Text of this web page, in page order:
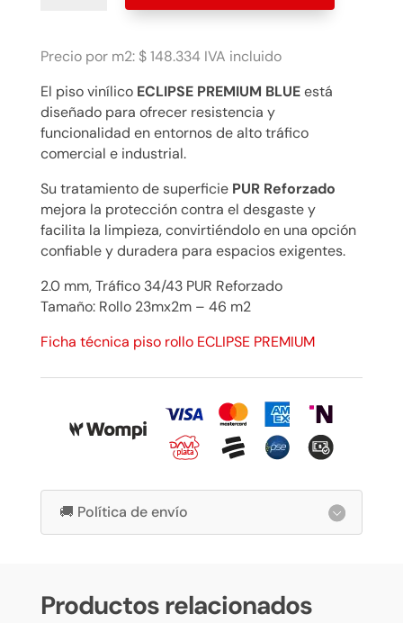
Blue
148.334
cantidad
Precio por m2: $ 148.334 IVA incluido
El piso vinílico ECLIPSE PREMIUM BLUEestá
diseñado para ofrecer resistencia y
funcionalidad en entornos de alto tráfico
comercial e industrial.
Su tratamiento de superficie PUR Reforzado
mejora la protección contra el desgaste y
facilita la limpieza, convirtiéndolo en una opción
confiable y duradera para espacios exigentes.
2.0 mm, Tráfico 34/43 PUR Reforzado
Tamaño: Rollo 23mx2m – 46 m2
Ficha técnica piso rollo ECLIPSE PREMIUM
🚚 Política de envío
Productos relacionados